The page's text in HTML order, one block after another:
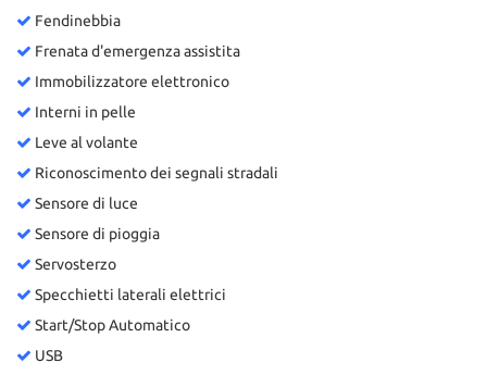
Fendinebbia
Frenata d'emergenza assistita
Immobilizzatore elettronico
Interni in pelle
Leve al volante
Riconoscimento dei segnali stradali
Sensore di luce
Sensore di pioggia
Servosterzo
Specchietti laterali elettrici
Start/Stop Automatico
USB